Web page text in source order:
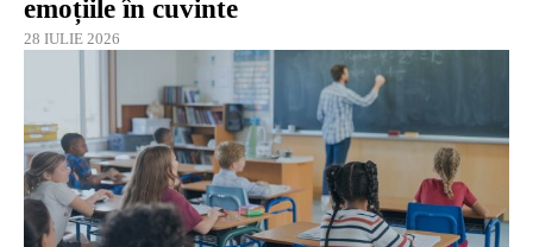
emoțiile în cuvinte
28 IULIE 2026